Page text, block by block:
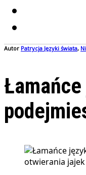
Autor Patrycja Języki świata,